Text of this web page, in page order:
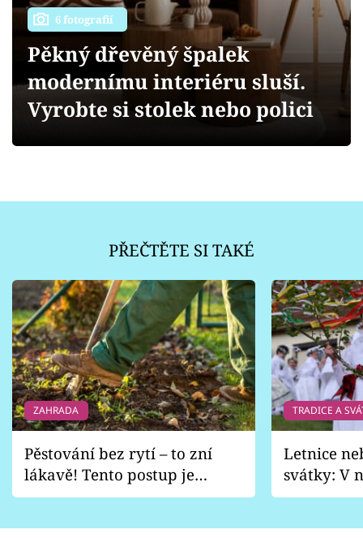
Přihlášení
Sledujte nás
6 fotografií
Pěkný dřevěný špalek
modernímu interiéru sluší.
Vyrobte si stolek nebo polici
PŘEČTĚTE SI TAKÉ
ZAHRADA
Pěstování bez rytí – to zní
lákavě! Tento postup je
vhodný jen pro některé
TRADICE A
Letnice
svátky: V
pondělí